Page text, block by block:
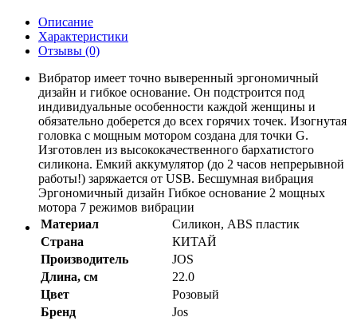
Описание
Характеристики
Отзывы (0)
Вибратор имеет точно выверенный эргономичный
дизайн и гибкое основание. Он подстроится под
индивидуальные особенности каждой женщины и
обязательно доберется до всех горячих точек. Изогнутая
головка с мощным мотором создана для точки G.
Изготовлен из высококачественного бархатистого
силикона. Емкий аккумулятор (до 2 часов непрерывной
работы!) заряжается от USB. Бесшумная вибрация
Эргономичный дизайн Гибкое основание 2 мощных
мотора 7 режимов вибрации
Материал
Силикон, ABS пластик
Страна
КИТАЙ
Производитель
JOS
Длина, см
22.0
Цвет
Розовый
Бренд
Jos